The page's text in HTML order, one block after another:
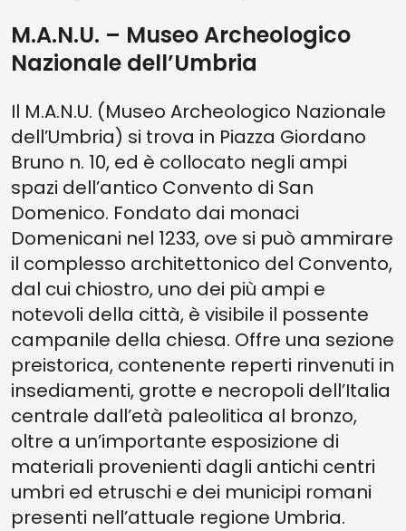
M.A.N.U. – Museo Archeologico
Nazionale dell’Umbria
Il M.A.N.U. (Museo Archeologico Nazionale
dell’Umbria) si trova in Piazza Giordano
Bruno n. 10, ed è collocato negli ampi
spazi dell’antico Convento di San
Domenico. Fondato dai monaci
Domenicani nel 1233, ove si può ammirare
il complesso architettonico del Convento,
dal cui chiostro, uno dei più ampi e
notevoli della città, è visibile il possente
campanile della chiesa. Offre una sezione
preistorica, contenente reperti rinvenuti in
insediamenti, grotte e necropoli dell’Italia
centrale dall’età paleolitica al bronzo,
oltre a un’importante esposizione di
materiali provenienti dagli antichi centri
umbri ed etruschi e dei municipi romani
presenti nell’attuale regione Umbria.